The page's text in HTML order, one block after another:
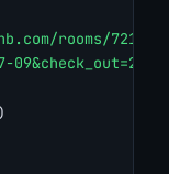
rooms/